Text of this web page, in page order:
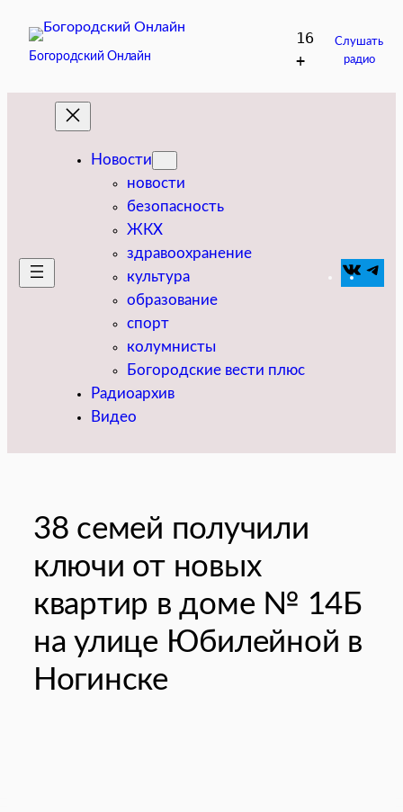
содержимому
Богородский Онлайн
16
+
Слушать
радио
Новости
новости
безопасность
ЖКХ
здравоохранение
культура
образование
спорт
колумнисты
Богородские вести плюс
Радиоархив
Видео
VK
38 семей получили
ключи от новых
квартир в доме № 14Б
на улице Юбилейной в
Ногинске